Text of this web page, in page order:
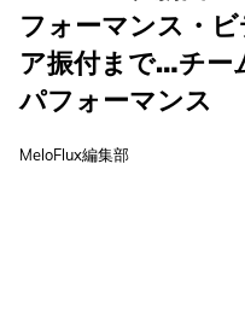
フォーマンス・
ア振付まで…チー
パフォーマンス
MeloFlux編集部